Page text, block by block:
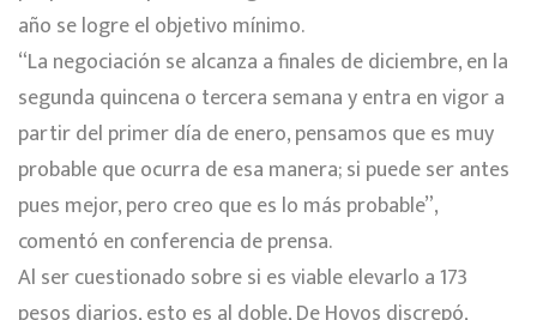
año se logre el objetivo mínimo.
“La negociación se alcanza a finales de diciembre, en la
segunda quincena o tercera semana y entra en vigor a
partir del primer día de enero, pensamos que es muy
probable que ocurra de esa manera; si puede ser antes
pues mejor, pero creo que es lo más probable”,
comentó en conferencia de prensa.
Al ser cuestionado sobre si es viable elevarlo a 173